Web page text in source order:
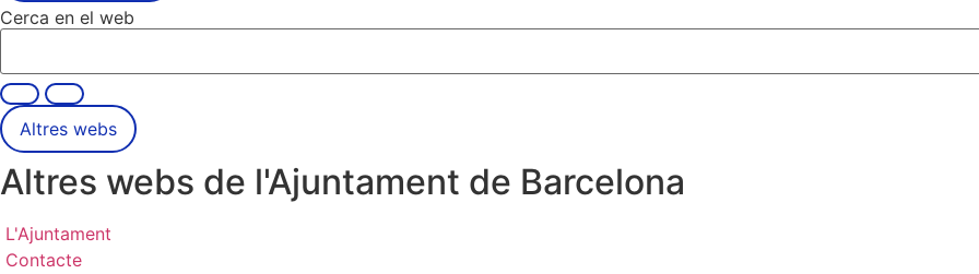
Cerca en el web
Altres webs
Altres webs de l'Ajuntament de Barcelona
L'Ajuntament
Contacte